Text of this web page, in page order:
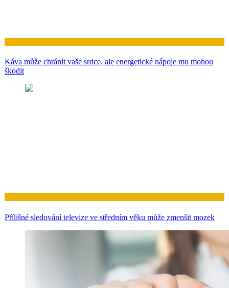
Káva může chránit vaše srdce, ale energetické nápoje mu mohou
škodit
Přílišné sledování televize ve středním věku může zmenšit mozek